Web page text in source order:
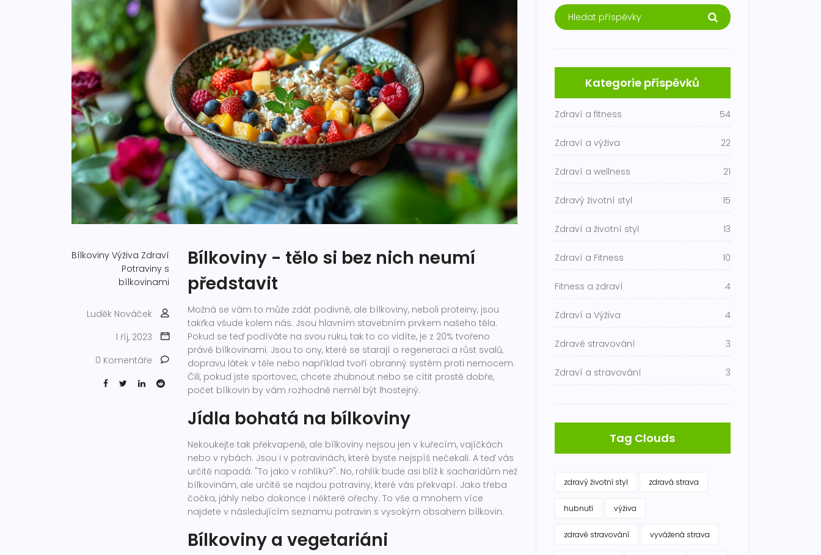
Bílkoviny Výživa Zdraví
Potraviny s
bílkovinami
Luděk Nováček
1 říj, 2023
0 Komentáře
Bílkoviny - tělo si bez nich neumí
představit
Možná se vám to může zdát podivné, ale bílkoviny, neboli proteiny, jsou
takřka všude kolem nás. Jsou hlavním stavebním prvkem našeho těla.
Pokud se teď podíváte na svou ruku, tak to co vidíte, je z 20% tvořeno
právě bílkovinami. Jsou to ony, které se starají o regeneraci a růst svalů,
dopravu látek v těle nebo například tvoří obranný systém proti nemocem.
Čili, pokud jste sportovec, chcete zhubnout nebo se cítit prostě dobře,
počet bílkovin by vám rozhodně neměl být lhostejný.
Jídla bohatá na bílkoviny
Nekoukejte tak překvapeně, ale bílkoviny nejsou jen v kuřecím, vajíčkách
nebo v rybách. Jsou i v potravinách, které byste nejspíš nečekali. A teď vás
určitě napadá: "To jako v rohlíku?". No, rohlík bude asi blíž k sacharidům než
bílkovinám, ale určitě se najdou potraviny, které vás překvapí. Jako třeba
čočka, jáhly nebo dokonce i některé ořechy. To vše a mnohem více
najdete v následujícím seznamu potravin s vysokým obsahem bílkovin.
Bílkoviny a vegetariáni
Kategorie příspěvků
Zdraví a fitness 54
Zdraví a výživa 22
Zdraví a wellness 21
Zdravý životní styl 15
Zdraví a životní styl 13
Zdraví a Fitness 10
Fitness a zdraví 4
Zdraví a Výživa 4
Zdravé stravování 3
Zdraví a stravování 3
Tag Clouds
zdravý životní styl zdravá strava
hubnutí výživa
zdravé stravování vyvážená strava